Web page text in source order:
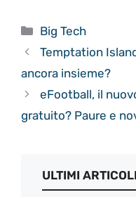
Categorie
Big Tech
Temptation
ancora insieme?
eFootball, il
gratuito? Paure e
ULTIMI ARTICOLI